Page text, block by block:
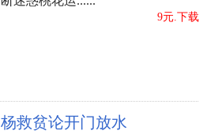
9元.下载
杨救贫论开门放水